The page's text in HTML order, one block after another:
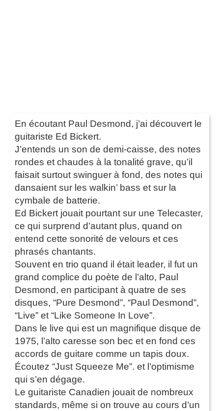
En écoutant Paul Desmond, j’ai découvert le
guitariste Ed Bickert.
J’entends un son de demi-caisse, des notes
rondes et chaudes à la tonalité grave, qu’il
faisait surtout swinguer à fond, des notes qui
dansaient sur les walkin’ bass et sur la
cymbale de batterie.
Ed Bickert jouait pourtant sur une Telecaster,
ce qui surprend d’autant plus, quand on
entend cette sonorité de velours et ces
phrasés chantants.
Souvent en trio quand il était leader, il fut un
grand complice du poète de l’alto, Paul
Desmond, en participant à quatre de ses
disques, “Pure Desmond”, “Paul Desmond”,
“Live” et “Like Someone In Love”.
Dans le live qui est un magnifique disque de
1975, l’alto caresse son bec et en fond ces
accords de guitare comme un tapis doux.
Écoutez “Just Squeeze Me”. et l’optimisme
qui s’en dégage.
Le guitariste Canadien jouait de nombreux
standards, même si on trouve au cours d’un